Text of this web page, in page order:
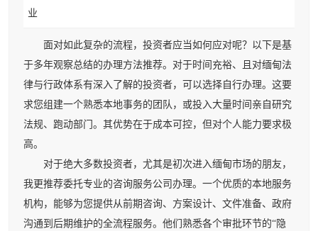
业
面对如此复杂的流程，投资者应当如何应对呢？以下是基
于多年观察总结的办理方法推荐。对于时间充裕、且对缅甸法
律与行政体系有深入了解的投资者，可以选择自行办理。这要
求您组建一个熟悉本地事务的团队，或投入大量时间亲自研究
法规、跑动部门。其优势在于成本可控，但对个人能力要求极
高。
对于绝大多数投资者，尤其是初次进入缅甸市场的朋友，
我更推荐委托专业的咨询服务公司办理。一个优质的本地服务
机构，能够为您提供从前期咨询、方案设计、文件准备、政府
沟通到后期维护的全流程服务。他们熟悉各个审批环节的“隐